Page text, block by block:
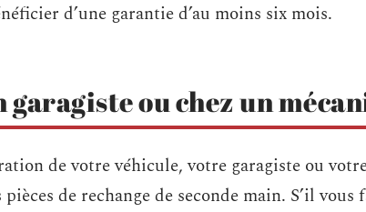
d’une garantie d’au moins six mois.
garagiste ou chez un
de votre véhicule, votre garagiste ou
de rechange de seconde main. S’il